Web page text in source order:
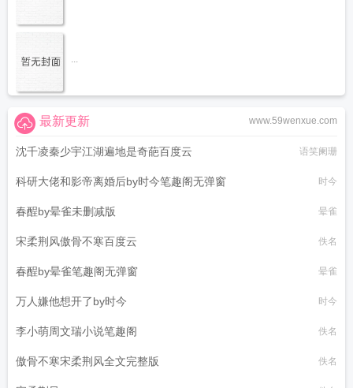
...
www.59wenxue.com
最新更新
沈千凌秦少宇江湖遍地是奇葩百度云 语笑阑珊
科研大佬和影帝离婚后by时今笔趣阁无弹窗 时今
春酲by晕雀未删减版 晕雀
宋柔荆风傲骨不寒百度云 佚名
春酲by晕雀笔趣阁无弹窗 晕雀
万人嫌他想开了by时今 时今
李小萌周文瑞小说笔趣阁 佚名
傲骨不寒宋柔荆风全文完整版 佚名